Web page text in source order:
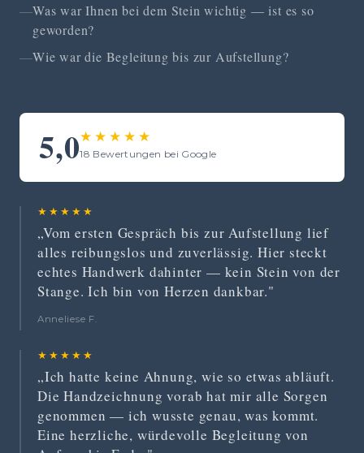
Was war Ihnen bei dem Stein wichtig — ist es so
geworden?
Wie war die Begleitung bis zur Aufstellung?
5,0★★★★★
18 Bewertungen bei Google
★★★★★
„Vom ersten Gespräch bis zur Aufstellung lief
alles reibungslos und zuverlässig. Hier steckt
echtes Handwerk dahinter — kein Stein von der
Stange. Ich bin von Herzen dankbar."
Anneliese F.
★★★★★
„Ich hatte keine Ahnung, wie so etwas abläuft.
Die Handzeichnung vorab hat mir alle Sorgen
genommen — ich wusste genau, was kommt.
Eine herzliche, würdevolle Begleitung von